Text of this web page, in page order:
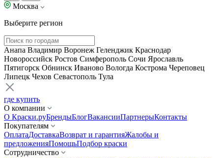
Москва
Выберите регион
Анапа Владимир Воронеж Геленджик Краснодар
Новороссийск Ростов Симферополь Сочи Ярославль
Пятигорск Обнинск Иваново Вологда Кострома Череповец
Липецк Чехов Севастополь Тула
где купить
О компании
О Краски.руБрендыБлогВакансииПартнерыКонтакты
Покупателям
ОплатаДоставкаВозврат и гарантияЖалобы и
предложенияПомощьПодбор краски
Сотрудничество